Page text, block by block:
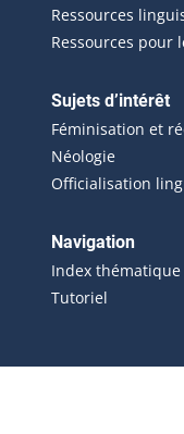
externe s'ouvrira
dans une
s'ouvrira dans une
dans une nouvelle
Ressources
Ressources pour
Sujets d’intérêt
Féminisation et
Néologie
Officialisation
Navigation
Index thématique
Tutoriel